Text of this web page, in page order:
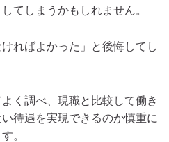
てしまうかもしれません。
ればよかった」と後悔してし
く調べ、現職と比較して働き
待遇を実現できるのか慎重に
。